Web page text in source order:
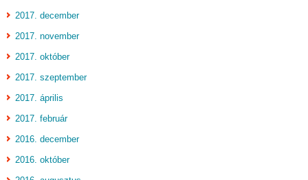
2017. december
2017. november
2017. október
2017. szeptember
2017. április
2017. február
2016. december
2016. október